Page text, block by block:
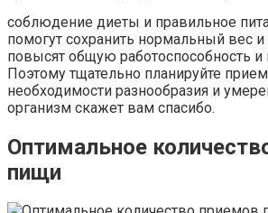
соблюдение диеты и правильное
помогут сохранить нормальный вес
повысят общую работоспособность и
Поэтому тщательно планируйте
необходимости разнообразия и
организм скажет вам спасибо.
Оптимальное
пищи